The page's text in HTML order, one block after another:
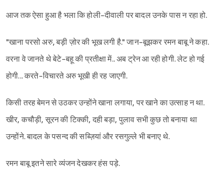
आज तक ऐसा हुआ है भला कि होली-दीवाली पर बादल उनके पास न रहा हो.
"खाना परसो अरु, बड़ी ज़ोर की भूख लगी है." जान-बूझकर रमन बाबू ने कहा.
वरना वे जानते थे बेटे-बहू की प्रतीक्षा में.. अब ट्रेन आ रही होगी. लेट हो गई
होगी... करते-विचारते अरु भूखी ही रह जाएगी.
किसी तरह बेमन से उठकर उन्होंने खाना लगाया, पर खाने का उत्साह न था.
खीर, कचौड़ी, सूरन की टिक्की, दही बड़ा, पुलाव सभी कुछ तो बनाया था
उन्होंने. बादल के पसन्द की सब्ज़ियां और रसगुल्ले भी बनाए थे.
रमन बाबू इतने सारे व्यंजन देखकर हंस पड़े.